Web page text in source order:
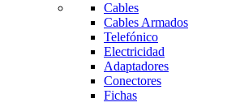
Cables
Cables Armados
Telefónico
Electricidad
Adaptadores
Conectores
Fichas